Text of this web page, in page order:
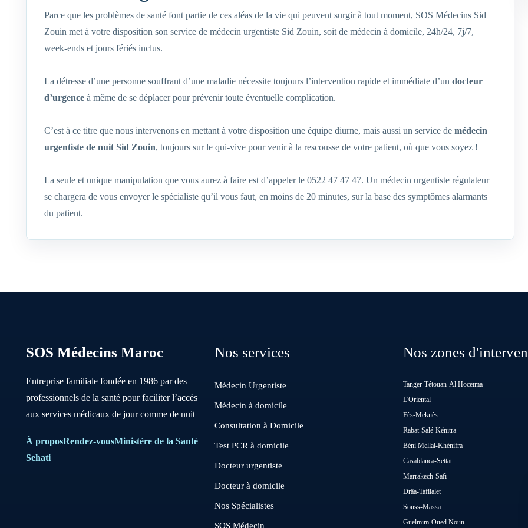
Parce que les problèmes de santé font partie de ces aléas de la vie qui peuvent surgir à tout moment, SOS Médecins Sid
Zouin met à votre disposition son service de médecin urgentiste Sid Zouin, soit de médecin à domicile, 24h/24, 7j/7,
week-ends et jours fériés inclus.
La détresse d’une personne souffrant d’une maladie nécessite toujours l’intervention rapide et immédiate d’un docteur
d’urgence à même de se déplacer pour prévenir toute éventuelle complication.
C’est à ce titre que nous intervenons en mettant à votre disposition une équipe diurne, mais aussi un service de médecin
urgentiste de nuit Sid Zouin, toujours sur le qui-vive pour venir à la rescousse de votre patient, où que vous soyez !
La seule et unique manipulation que vous aurez à faire est d’appeler le 0522 47 47 47. Un médecin urgentiste régulateur
se chargera de vous envoyer le spécialiste qu’il vous faut, en moins de 20 minutes, sur la base des symptômes alarmants
du patient.
SOS Médecins Maroc
Entreprise familiale fondée en 1986 par des
professionnels de la santé pour faciliter l’accès
aux services médicaux de jour comme de nuit
À proposRendez-vousMinistère de la Santé
Sehati
Nos services
Médecin Urgentiste
Médecin à domicile
Consultation à Domicile
Test PCR à domicile
Docteur urgentiste
Docteur à domicile
Nos Spécialistes
SOS Médecin
Nos zones
Tanger-Tétouan-Al Hoceïma
L'Oriental
Fès-Meknès
Rabat-Salé-Kénitra
Béni Mellal-Khénifra
Casablanca-Settat
Marrakech-Safi
Drâa-Tafilalet
Souss-Massa
Guelmim-Oued Noun